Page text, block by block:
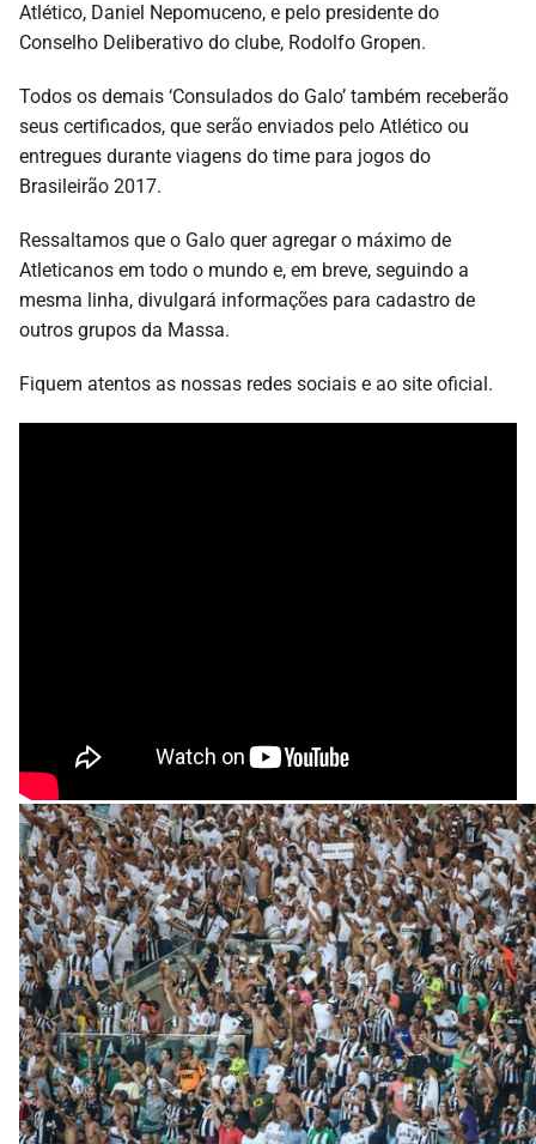
Atlético, Daniel Nepomuceno, e pelo presidente do
Conselho Deliberativo do clube, Rodolfo Gropen.
Todos os demais ‘Consulados do Galo’ também receberão
seus certificados, que serão enviados pelo Atlético ou
entregues durante viagens do time para jogos do
Brasileirão 2017.
Ressaltamos que o Galo quer agregar o máximo de
Atleticanos em todo o mundo e, em breve, seguindo a
mesma linha, divulgará informações para cadastro de
outros grupos da Massa.
Fiquem atentos as nossas redes sociais e ao site oficial.